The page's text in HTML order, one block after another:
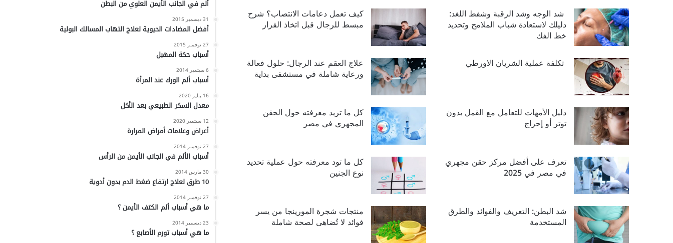
شد الوجه وشد الرقبة وشفط اللغد:
دليلك لاستعادة شباب الملامح وتحديد
خط الفك
كيف تعمل دعامات الانتصاب؟ شرح
مبسط للرجال قبل اتخاذ القرار
تكلفة عملية الشريان الاورطي علاج العقم عند الرجال: حلول فعالة
ورعاية شاملة في مستشفى بداية
دليل الأمهات للتعامل مع القمل بدون
توتر أو إحراج
كل ما تريد معرفته حول الحقن
المجهري في مصر
تعرف على أفضل مركز حقن مجهري
في مصر في 2025
كل ما تود معرفته حول عملية تحديد
نوع الجنين
شد البطن: التعريف والفوائد والطرق
المستخدمة
منتجات شجرة المورينجا من يسر
فوائد لا تُضاهى لصحة شاملة
ألم في الجانب الأيمن العلوي من البطن
31 ديسمبر 2015
أفضل المضادات الحيوية لعلاج التهاب المسالك البولية
27 نوفمبر 2015
أسباب حكة المهبل
6 سبتمبر 2014
أسباب ألم الورك عند المرأة
16 يناير 2020
معدل السكر الطبيعي بعد الأكل
12 سبتمبر 2020
أعراض وعلامات أمراض المرارة
27 نوفمبر 2014
أسباب الألم في الجانب الأيمن من الرأس
30 مارس 2014
10 طرق لعلاج ارتفاع ضغط الدم بدون أدوية
27 نوفمبر 2014
ما هي أسباب ألم الكتف الأيمن ؟
23 ديسمبر 2014
ما هي أسباب تورم الأصابع ؟